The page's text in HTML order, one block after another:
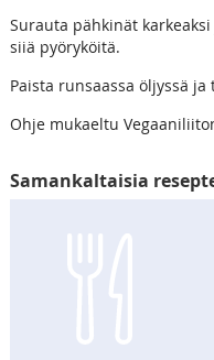
Surauta pähkinät
siiä pyöryköitä.
Paista runsaassa öljyssä
Ohje mukaeltu
Samankaltaisia